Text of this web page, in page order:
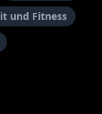
und Fitness